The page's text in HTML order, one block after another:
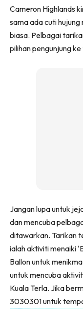
Cameron Highlands
sama ada cuti hujung
biasa. Pelbagai
pilihan pengunjung
Jangan lupa untuk
dan mencuba
ditawarkan. Tarikan
ialah aktiviti menaiki
Ballon untuk
untuk mencuba
Kuala Terla. Jika
3030301 untuk